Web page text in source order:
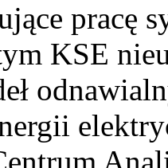
pracę
KSE